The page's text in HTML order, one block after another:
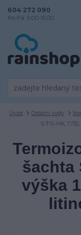
604 272 090
Po-Pá: 9.00-15.00
Úvod Ostatní vody
S-TIS-MK, 1"/
šachta
výška